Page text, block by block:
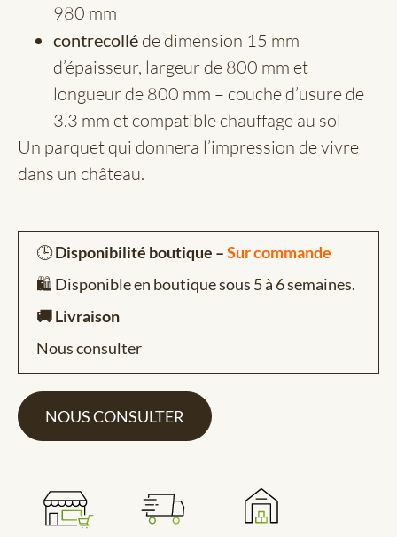
980 mm
contrecollé de dimension 15 mm
d’épaisseur, largeur de 800 mm et
longueur de 800 mm – couche d’usure de
3.3 mm et compatible chauffage au sol
Un parquet qui donnera l’impression de vivre
dans un château.
🕒Disponibilité boutique –Sur commande
🛍️ Disponible en boutique sous 5 à 6 semaines.
🚚 Livraison
Nous consulter
NOUS CONSULTER